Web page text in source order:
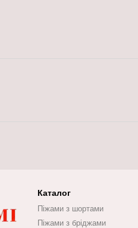
Каталог
Піжами з шортами
Піжами з бріджами